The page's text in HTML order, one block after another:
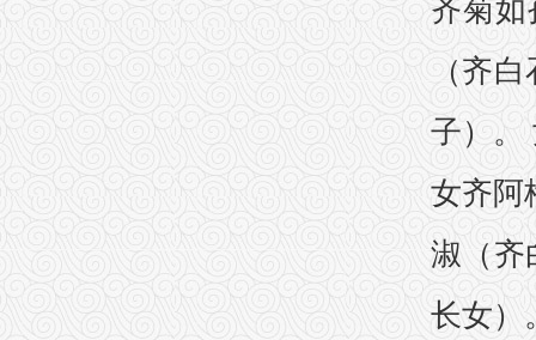
齐菊
（齐
子）。
女齐阿
淑（齐
长女）